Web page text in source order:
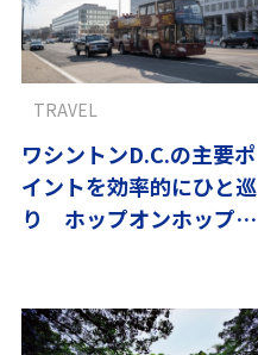
ワシントンD.C.の主要ポ
イントを効率的にひと巡
り ホップオンホップオ
TRAVEL